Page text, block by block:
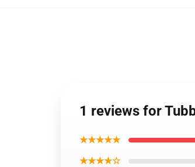
1 reviews for
★★★★★
★★★★☆